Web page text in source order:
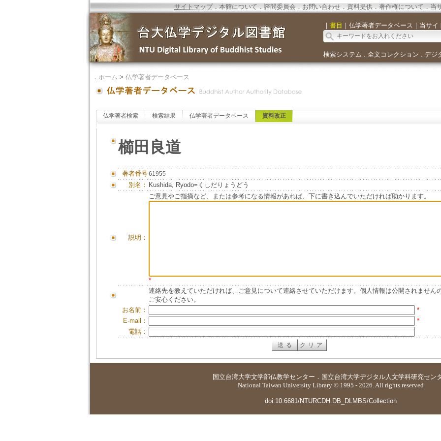
サイトマップ．本館について．諮問委員会． お問い合わせ． 資料提供．著作権について．当
｜ 書目 ｜ 仏学著者データベース ｜ 当サイ
検索システム ． 全文コレクション ． デジ
． ホーム > 仏学著者データベース
仏学著者検索 検索結果 仏学著者データベース 資料改正
櫛田良道
著者番号61955
別名： Kushida, Ryodo=くしだりょうどう
説明：
ご意見やご指摘など、または参考になる情報があれば、下に書き込んでいただければ助かります。
*
連絡先を教えていただければ、ご意見について連絡させていただけます。個人情報は公開されません
ご安心ください。
お名前：
*
E-mail：
*
電話：
国立台湾大学文学部仏教学センター ． 国立台湾大学デジタル人文学科研究セン
National Taiwan University Library © 1995 - 2026. All rights reserved
doi:10.6681/NTURCDH.DB_DLMBS/Collection